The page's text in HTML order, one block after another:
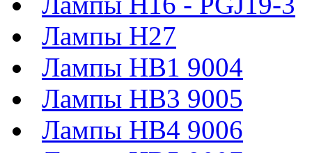
Лампы H27
Лампы HB1 9004
Лампы HB3 9005
Лампы HB4 9006